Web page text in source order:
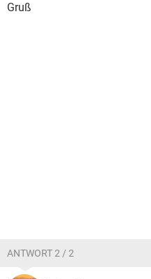
Gruß
ANTWORT 2 / 2